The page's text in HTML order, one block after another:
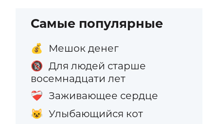
Самые популярные
💰 Мешок денег
🔞 Для людей старше
восемнадцати лет
❤️‍🩹 Заживающее сердце
😺 Улыбающийся кот